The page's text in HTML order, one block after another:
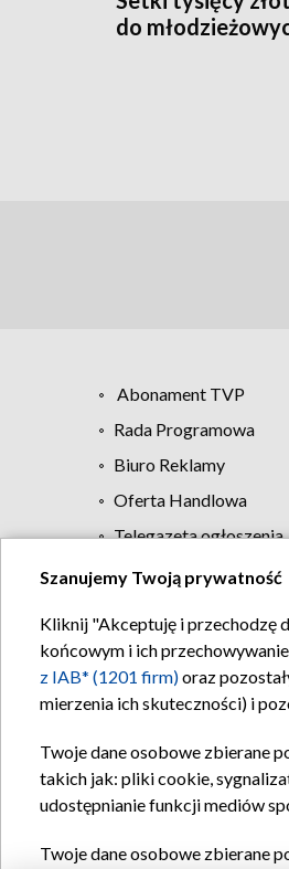
do
Abonament TVP
Rada Programowa
Biuro Reklamy
Oferta Handlowa
Telegazeta ogłoszenia
Szanujemy Twoją prywatność
Kliknij "Akceptuję i przechodzę
końcowym i ich
z IAB* (1201 firm)oraz
mierzenia ich skuteczności) i
Twoje dane osobowe zbierane
takich jak: pliki cookie,
udostępnianie funkcji mediów
Twoje dane osobowe zbierane